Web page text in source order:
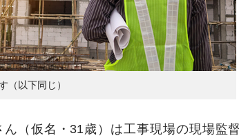
（以下同じ）
（仮名・31歳）は工事現場の現場監